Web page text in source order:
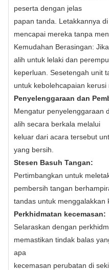
peserta dengan jelas
papan tanda. Letakkannya
mencapai mereka tanpa
Kemudahan Berasingan:
alih untuk lelaki dan
keperluan. Sesetengah unit
untuk kebolehcapaian kerusi
Penyelenggaraan dan
Mengatur penyelenggaraan
alih secara berkala melalui
keluar dari acara tersebut
yang bersih.
Stesen Basuh Tangan:
Pertimbangkan untuk
pembersih tangan
tandas untuk menggalakkan
Perkhidmatan kecemasan:
Selaraskan dengan
memastikan tindak balas
apa
kecemasan perubatan di